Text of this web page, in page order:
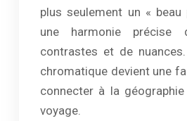
plus seulement un « beau
une harmonie précise
contrastes et de
chromatique devient une
connecter à la
voyage.